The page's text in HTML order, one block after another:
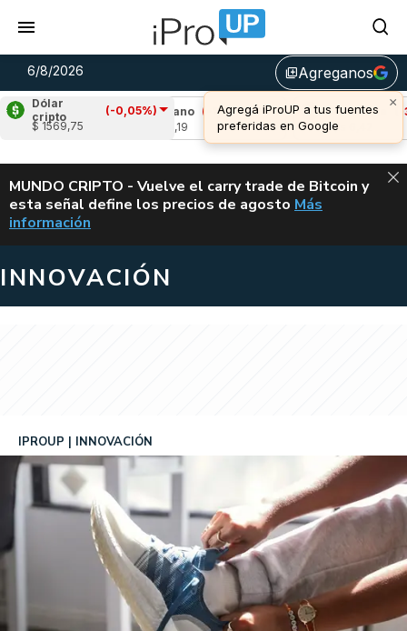
6/8/2026 library_addAgreganos
×
Agregá iProUP a tus fuentes
preferidas en Google
Dólar
cripto
(-0,05%)
$ 1569,75
Cardano
(-1,99%)
Avalanche (-
u$s 6,42
ALERTA
MUNDO CRIPTO - Vuelve el carry trade de Bitcoin y
esta señal define los precios de agosto VUELVE EL
Más
información
INNOVACIÓN
IPROUP INNOVACIÓN